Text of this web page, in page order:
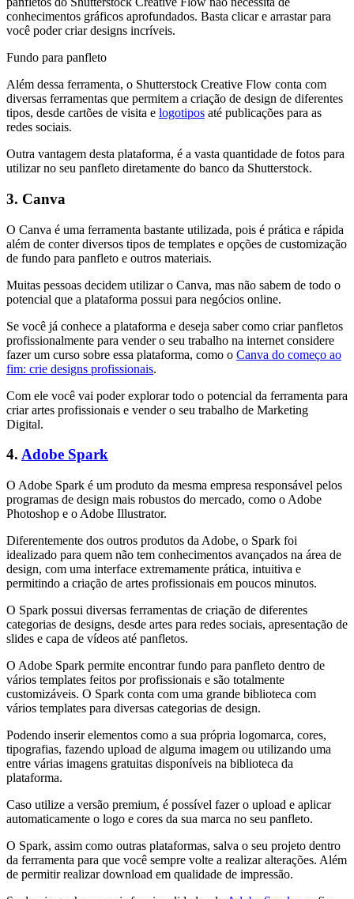
conhecimentos gráficos aprofundados. Basta clicar e arrastar para
você poder criar designs incríveis.
Fundo para panfleto
Além dessa ferramenta, o Shutterstock Creative Flow conta com
diversas ferramentas que permitem a criação de design de diferentes
tipos, desde cartões de visita e logotipos até publicações para as
redes sociais.
Outra vantagem desta plataforma, é a vasta quantidade de fotos para
utilizar no seu panfleto diretamente do banco da Shutterstock.
3. Canva
O Canva é uma ferramenta bastante utilizada, pois é prática e rápida
além de conter diversos tipos de templates e opções de customização
de fundo para panfleto e outros materiais.
Muitas pessoas decidem utilizar o Canva, mas não sabem de todo o
potencial que a plataforma possui para negócios online.
Se você já conhece a plataforma e deseja saber como criar panfletos
profissionalmente para vender o seu trabalho na internet considere
fazer um curso sobre essa plataforma, como o Canva do começo ao
fim: crie designs profissionais.
Com ele você vai poder explorar todo o potencial da ferramenta para
criar artes profissionais e vender o seu trabalho de Marketing
Digital.
4. Adobe Spark
O Adobe Spark é um produto da mesma empresa responsável pelos
programas de design mais robustos do mercado, como o Adobe
Photoshop e o Adobe Illustrator.
Diferentemente dos outros produtos da Adobe, o Spark foi
idealizado para quem não tem conhecimentos avançados na área de
design, com uma interface extremamente prática, intuitiva e
permitindo a criação de artes profissionais em poucos minutos.
O Spark possui diversas ferramentas de criação de diferentes
categorias de designs, desde artes para redes sociais, apresentação de
slides e capa de vídeos até panfletos.
O Adobe Spark permite encontrar fundo para panfleto dentro de
vários templates feitos por profissionais e são totalmente
customizáveis. O Spark conta com uma grande biblioteca com
vários templates para diversas categorias de design.
Podendo inserir elementos como a sua própria logomarca, cores,
tipografias, fazendo upload de alguma imagem ou utilizando uma
entre várias imagens gratuitas disponíveis na biblioteca da
plataforma.
Caso utilize a versão premium, é possível fazer o upload e aplicar
automaticamente o logo e cores da sua marca no seu panfleto.
O Spark, assim como outras plataformas, salva o seu projeto dentro
da ferramenta para que você sempre volte a realizar alterações. Além
de permitir realizar download em qualidade de impressão.